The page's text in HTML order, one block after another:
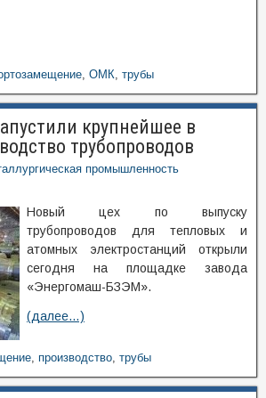
, ОМК, трубы
крупнейшее в
трубопроводов
промышленность
Новый цех по выпуску
трубопроводов для тепловых и
атомных электростанций открыли
сегодня на площадке завода
«Энергомаш-БЗЭМ».
(далее…)
, производство, трубы